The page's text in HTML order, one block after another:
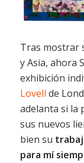
Tras mostrar
y Asia, ahora
exhibición
Lovell de
adelanta si la
sus nuevos
bien su
para mí